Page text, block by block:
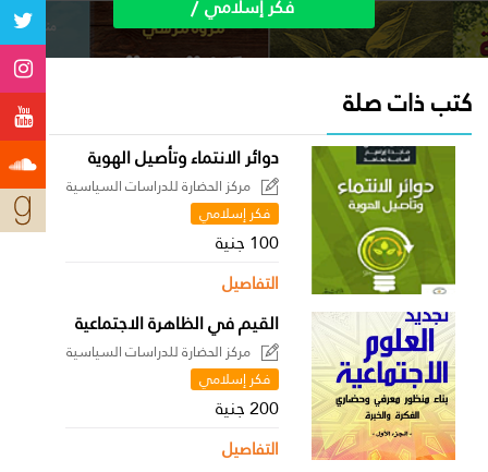
فكر إسلامي
كتب ذات صلة
دوائر الانتماء وتأصيل الهوية
مركز الحضارة للدراسات السياسية
فكر إسلامي
100 جنية
التفاصيل
القيم في الظاهرة الاجتماعية
مركز الحضارة للدراسات السياسية
فكر إسلامي
200 جنية
التفاصيل